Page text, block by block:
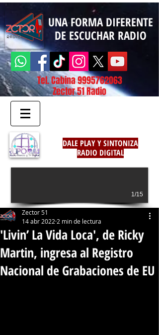
UNA FORMA DIFERENTE
DE ESCUCHAR RADIO
Tel. Cabina9995762063
Zector 51 Radio
DALE PLAY Y SINTONIZA
RADIO DIGITAL
1/15
'Livin’ La Vida Loca', de Ricky
Martin, ingresa al Registro
Nacional de Grabaciones de EU
Zector 51
14 abr 2022 2 min de lectura